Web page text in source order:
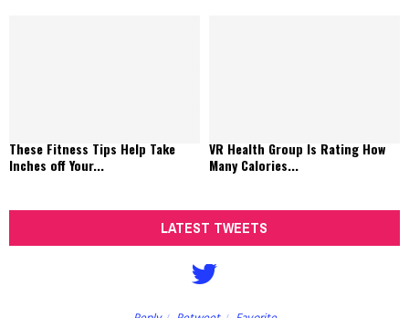
These Fitness Tips Help Take
Inches off Your...
VR Health Group Is Rating How
Many Calories...
LATEST TWEETS